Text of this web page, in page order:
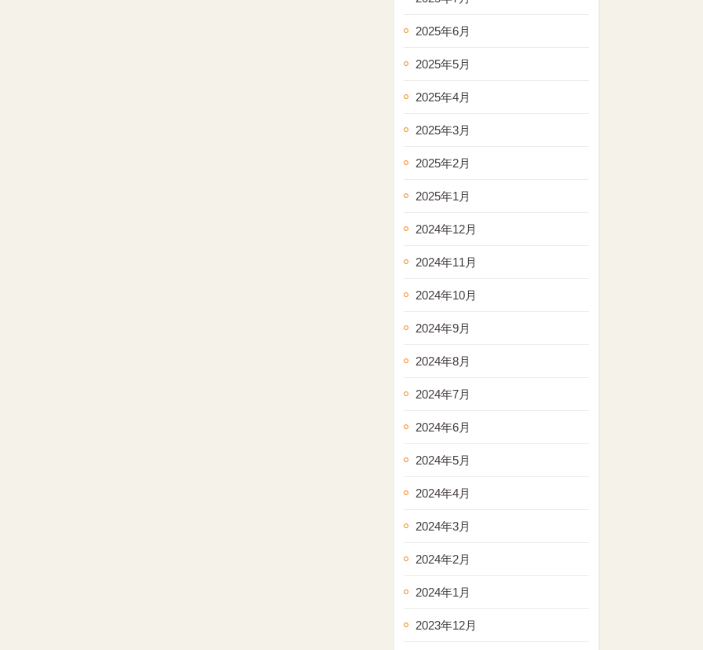
2025年6月
2025年5月
2025年4月
2025年3月
2025年2月
2025年1月
2024年12月
2024年11月
2024年10月
2024年9月
2024年8月
2024年7月
2024年6月
2024年5月
2024年4月
2024年3月
2024年2月
2024年1月
2023年12月